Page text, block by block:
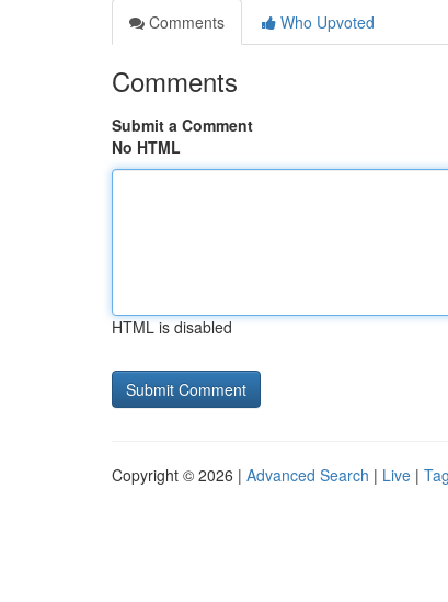
Comments
Who Upvoted
Comments
Submit a Comment
No HTML
HTML is disabled
Copyright © 2026 | Advanced Search | Live |